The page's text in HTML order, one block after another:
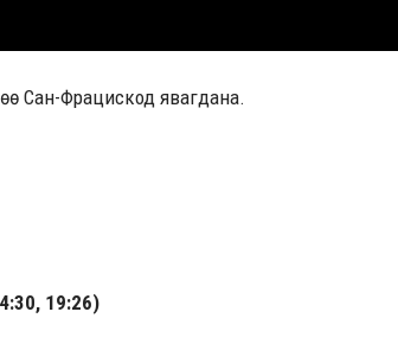
Сан-Фрацискод явагдана.
19:26)